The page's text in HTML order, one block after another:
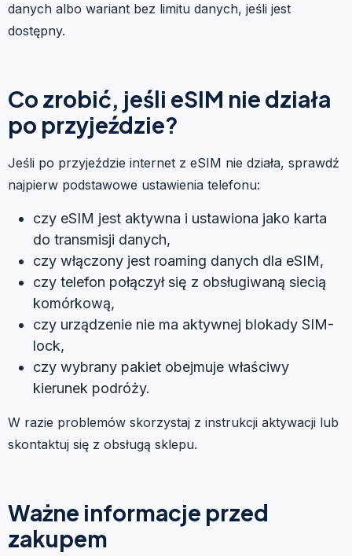
danych albo wariant bez limitu danych, jeśli jest
dostępny.
Co zrobić, jeśli eSIM nie działa
po przyjeździe?
Jeśli po przyjeździe internet z eSIM nie działa, sprawdź
najpierw podstawowe ustawienia telefonu:
czy eSIM jest aktywna i ustawiona jako karta
do transmisji danych,
czy włączony jest roaming danych dla eSIM,
czy telefon połączył się z obsługiwaną siecią
komórkową,
czy urządzenie nie ma aktywnej blokady SIM-
lock,
czy wybrany pakiet obejmuje właściwy
kierunek podróży.
W razie problemów skorzystaj z instrukcji aktywacji lub
skontaktuj się z obsługą sklepu.
Ważne informacje przed
zakupem